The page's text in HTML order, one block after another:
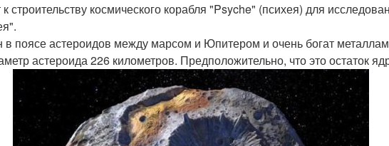
строительству космического корабля "Psyche" (психея) для
в поясе астероидов между марсом и Юпитером и очень богат
астероида 226 километров. Предположительно, что это остаток